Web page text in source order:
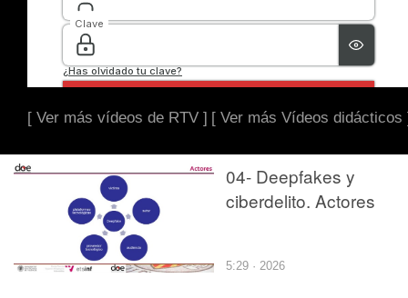
[ Ver más vídeos de RTV ] [ Ver más Vídeos didácticos
04- Deepfakes y
ciberdelito. Actores
5:29 · 2026